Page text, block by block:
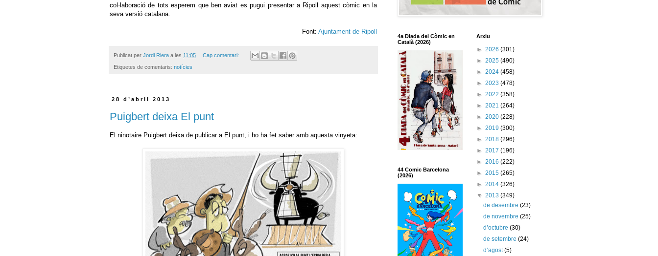
col·laboració de tots esperem que ben aviat es pugui presentar a Ripoll aquest còmic en la
seva versió catalana.
Font: Ajuntament de Ripoll
Publicat per Jordi Riera a les 11:05 Cap comentari:
Etiquetes de comentaris: notícies
28 d’abril 2013
Puigbert deixa El punt
El ninotaire Puigbert deixa de publicar a El punt, i ho ha fet saber amb aquesta vinyeta:
4a Diada del Còmic en
Català (2026)
44 Comic Barcelona
(2026)
Arxiu
► 2026 (301)
► 2025 (490)
► 2024 (458)
► 2023 (478)
► 2022 (358)
► 2021 (264)
► 2020 (228)
► 2019 (300)
► 2018 (296)
► 2017 (196)
► 2016 (222)
► 2015 (265)
► 2014 (326)
▼ 2013 (349)
de desembre(23)
de novembre(25)
d’octubre(30)
de setembre(24)
d’agost(5)